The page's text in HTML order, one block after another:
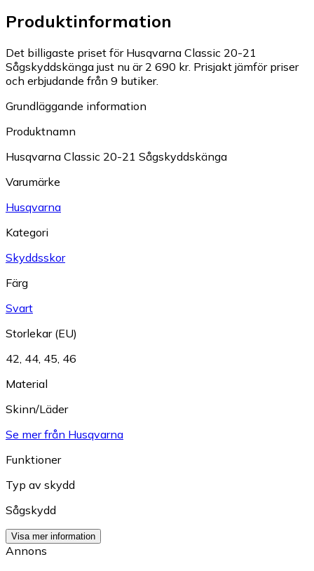
Produktinformation
Det billigaste priset för Husqvarna Classic 20-21
Sågskyddskänga just nu är 2 690 kr. Prisjakt jämför priser
och erbjudande från 9 butiker.
Grundläggande information
Produktnamn
Husqvarna Classic 20-21 Sågskyddskänga
Varumärke
Husqvarna
Kategori
Skyddsskor
Färg
Svart
Storlekar (EU)
42, 44, 45, 46
Material
Skinn/Läder
Se mer från Husqvarna
Funktioner
Typ av skydd
Sågskydd
Visa mer information
Annons